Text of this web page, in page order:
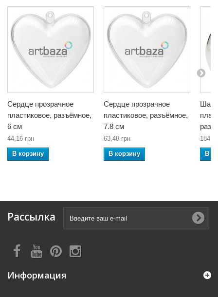
Сердце прозрачное
пластиковое, разъёмное,
6 см
44,16 грн
В корзину
Сердце прозрачное
пластиковое, разъёмное,
7.8 см
63,48 грн
В корзину
Шар
В
Рассылка
Информация